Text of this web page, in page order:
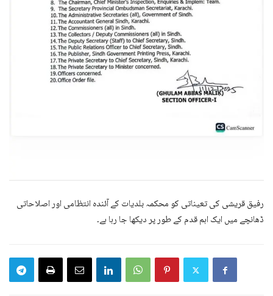
رفیق قریشی کی تعیناتی کو محکمہ بلدیات کے آئندہ انتظامی اور اصلاحاتی
ڈھانچے میں ایک اہم قدم کے طور پر دیکھا جا رہا ہے۔